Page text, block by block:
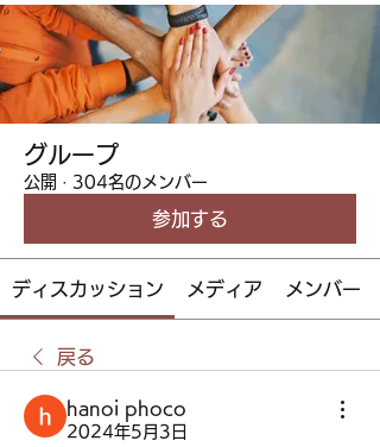
グループ
公開 · 304名のメンバー
参加する
ディスカッション メディア メンバー
戻る
hanoi phoco
2024年5月3日